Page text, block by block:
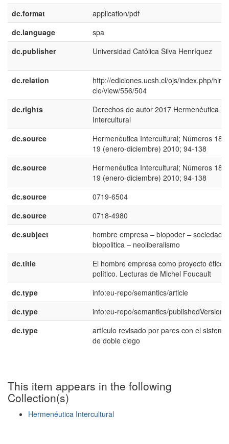
dc.format
application/pdf
dc.language
spa
dc.publisher
Universidad Católica Silva Henrí­quez
dc.relation
http://ediciones.ucsh.cl/ojs/index.php/hirf/
cle/view/556/504
dc.rights
Derechos de autor 2017 Hermenéutica
Intercultural
dc.source
Hermenéutica Intercultural; Números 18 y
19 (enero-diciembre) 2010; 94-138
dc.source
Hermenéutica Intercultural; Números 18 y
19 (enero-diciembre) 2010; 94-138
dc.source
0719-6504
dc.source
0718-4980
dc.subject
hombre empresa – biopoder – sociedad –
biopolitica – neoliberalismo
dc.title
El hombre empresa como proyecto ético
polí­tico. Lecturas de Michel Foucault
dc.type
info:eu-repo/semantics/article
dc.type
info:eu-repo/semantics/publishedVersion
dc.type
artí­culo revisado por pares con el sistema
de doble ciego
This item appears in the following
Collection(s)
Hermenéutica Intercultural